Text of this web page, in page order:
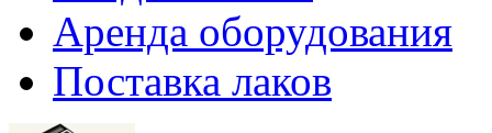
Аренда оборудования
Поставка лаков